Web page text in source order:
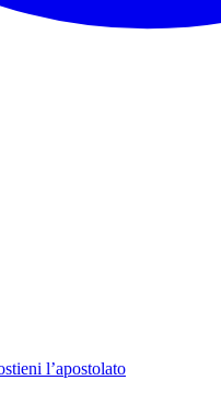
l’apostolato